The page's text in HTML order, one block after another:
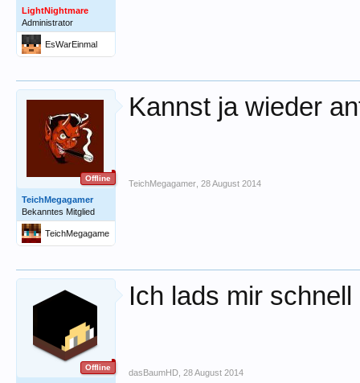
LightNightmare
Administrator
EsWarEinmal
Offline
TeichMegagamer
Bekanntes Mitglied
TeichMegagame
r
Kannst ja wieder
TeichMegagamer 28 August 2014
Offline
Ich lads mir
dasBaumHD 28 August 2014